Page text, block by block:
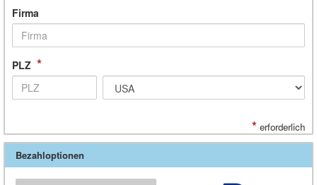
Firma
PLZ *
* erforderlich
Bezahloptionen